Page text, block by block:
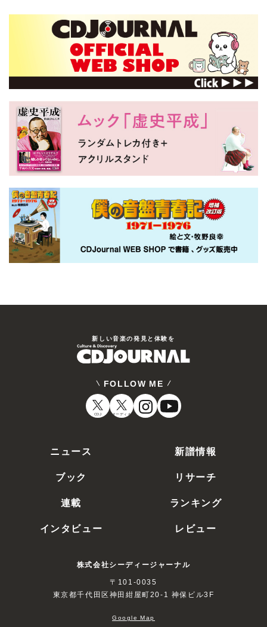
新しい⾳楽の発⾒と体験を
FOLLOW ME
CDJ オーディオ
ニュース
新譜情報
ブック
リサーチ
連載
ランキング
インタビュー
レビュー
株式会社シーディージャーナル
〒101-0035
東京都千代田区神田紺屋町20-1 神保ビル3F
Google Map